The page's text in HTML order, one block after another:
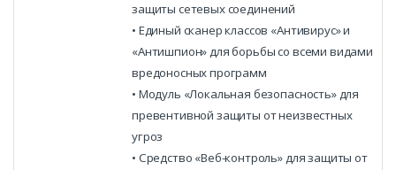
защиты сетевых соединений
• Единый сканер классов «Антивирус» и
«Антишпион» для борьбы со всеми видами
вредоносных программ
• Модуль «Локальная безопасность» для
превентивной защиты от неизвестных
угроз
• Средство «Веб-контроль» для защиты от